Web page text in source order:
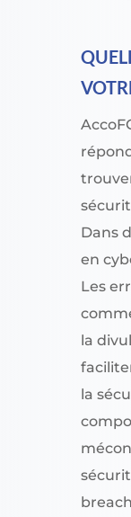
Dans
en
Les
la
la